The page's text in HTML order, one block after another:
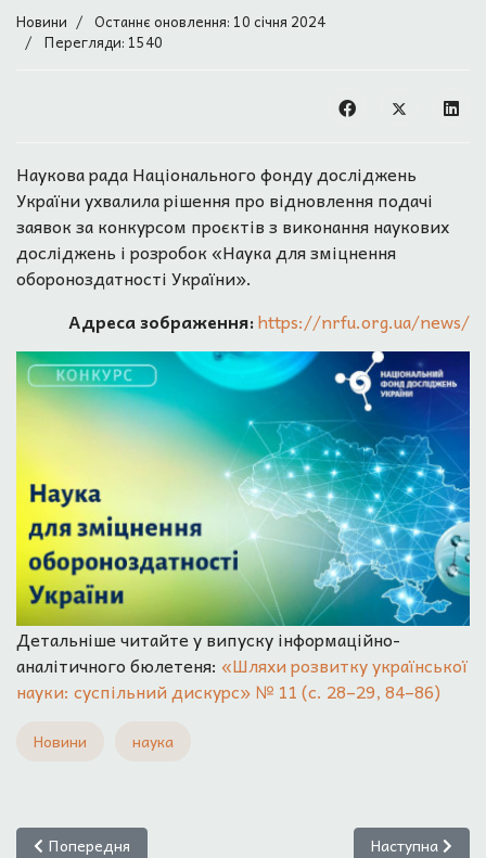
Новини
Останнє оновлення: 10 січня 2024
Перегляди: 1540
Наукова рада Національного фонду досліджень
України ухвалила рішення про відновлення подачі
заявок за конкурсом проєктів з виконання наукових
досліджень і розробок «Наука для зміцнення
обороноздатності України».
Адреса зображення:https://nrfu.org.ua/news/
Детальніше читайте у випуску інформаційно-
аналітичного бюлетеня: «Шляхи розвитку української
науки: суспільний дискурс» № 11 (с. 28–29, 84–86)
Новини наука
Попередня стаття: Ухвалено «Концепцію реалізації
Попередня Наступна
Наступна